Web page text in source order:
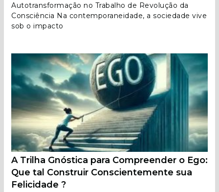
Autotransformação no Trabalho de Revolução da
Consciência Na contemporaneidade, a sociedade vive
sob o impacto
A Trilha Gnóstica para Compreender o Ego:
Que tal Construir Conscientemente sua
Felicidade ?